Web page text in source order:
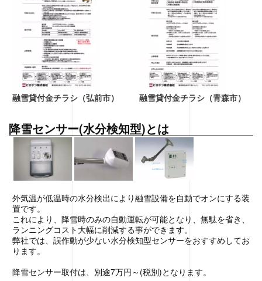
融雪貸付金チラシ（弘前市） 融雪貸付金チラシ（青森市）
降雪センサー(水分検知型)とは
外気温が低温時の水分検出により融雪設備を自動でオンにする装
置です。
これにより、降雪時のみの自動運転が可能となり、無駄を省き、
ランニングコスト大幅に削減する事ができます。
弊社では、誤作動が少ない水分検知型センサーをおすすめしてお
ります。
降雪センサー取付は、別途7万円～(税別)となります。